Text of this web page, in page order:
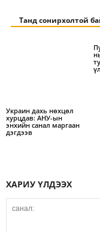
Танд сонирхолтой
Украин дахь нөхцөл
хурцдав: АНУ-ын
энхийн санал маргаан
дэгдээв
ХАРИУ ҮЛДЭЭХ